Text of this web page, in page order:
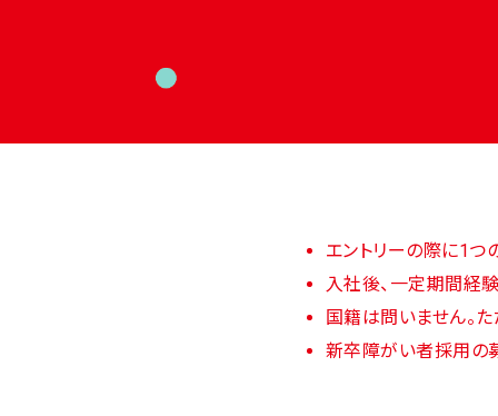
エントリーの際に1つ
入社後、一定期間経
国籍は問いません。
新卒障がい者採用の